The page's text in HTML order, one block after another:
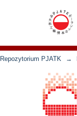
Repozytorium PJATK →